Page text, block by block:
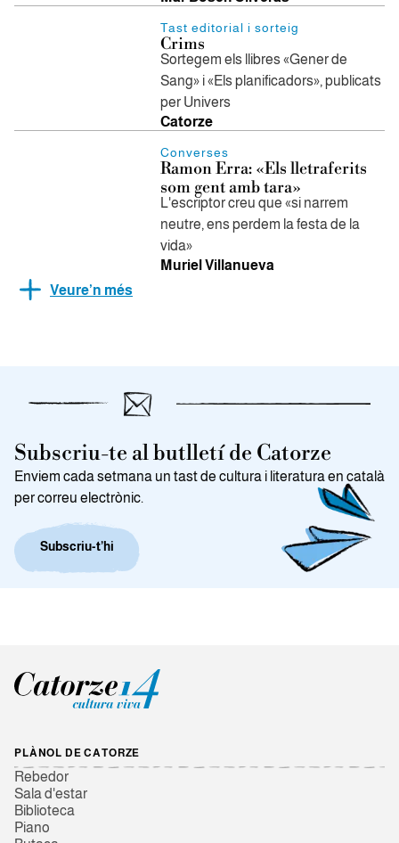
Tast editorial i sorteig
Crims
Sortegem els llibres «Gener de
Sang» i «Els planificadors», publicats
per Univers
Catorze
Converses
Ramon Erra: «Els lletraferits
som gent amb tara»
L'escriptor creu que «si narrem
neutre, ens perdem la festa de la
vida»
Muriel Villanueva
Veure’n més
Subscriu-te al butlletí de Catorze
Enviem cada setmana un tast de cultura i literatura en català
per correu electrònic.
Subscriu-t’hi
PLÀNOL DE CATORZE
Rebedor
Sala d'estar
Biblioteca
Piano